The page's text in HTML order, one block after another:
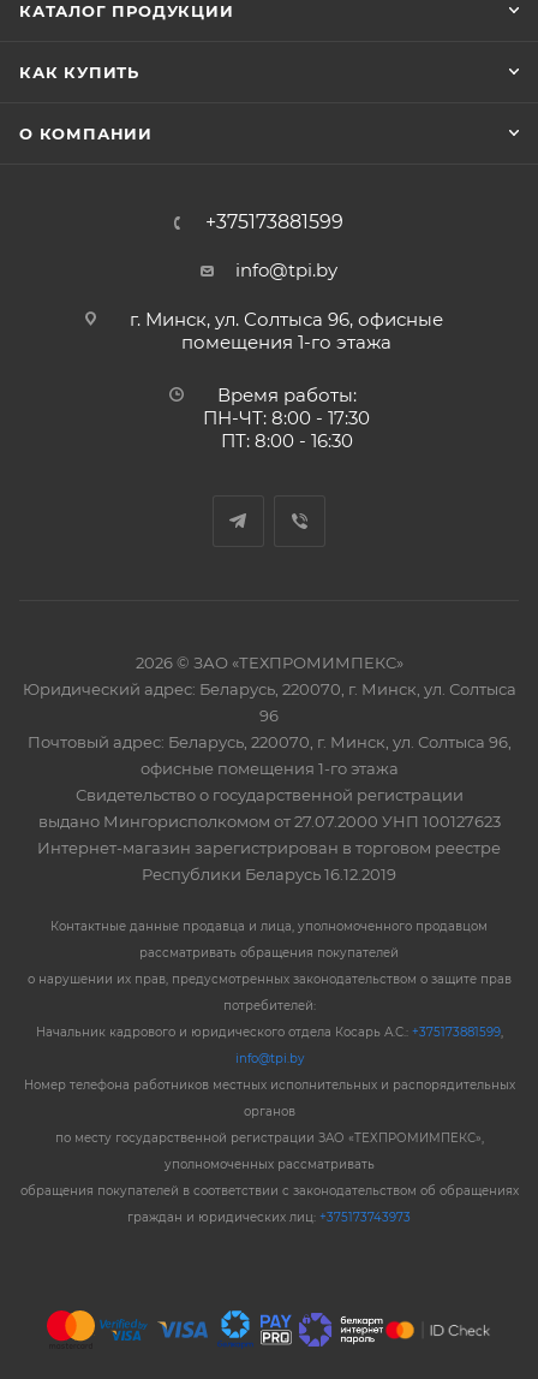
КАТАЛОГ ПРОДУКЦИИ
КАК КУПИТЬ
О КОМПАНИИ
+375173881599
info@tpi.by
г. Минск, ул. Солтыса 96, офисные
помещения 1-го этажа
Время работы:
ПН-ЧТ: 8:00 - 17:30
ПТ: 8:00 - 16:30
2026 © ЗАО «ТЕХПРОМИМПЕКС»
Юридический адрес: Беларусь, 220070, г. Минск, ул. Солтыса
96
Почтовый адрес: Беларусь, 220070, г. Минск, ул. Солтыса 96,
офисные помещения 1-го этажа
Свидетельство о государственной регистрации
выдано Мингорисполкомом от 27.07.2000 УНП 100127623
Интернет-магазин зарегистрирован в торговом реестре
Республики Беларусь 16.12.2019
Контактные данные продавца и лица, уполномоченного продавцом
рассматривать обращения покупателей
о нарушении их прав, предусмотренных законодательством о защите прав
потребителей:
Начальник кадрового и юридического отдела Косарь А.С.: +375173881599,
info@tpi.by
Номер телефона работников местных исполнительных и распорядительных
органов
по месту государственной регистрации ЗАО «ТЕХПРОМИМПЕКС»,
уполномоченных рассматривать
обращения покупателей в соответствии с законодательством об обращениях
граждан и юридических лиц: +375173743973